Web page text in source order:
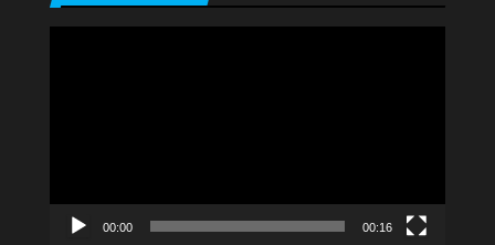
00:00 00:16